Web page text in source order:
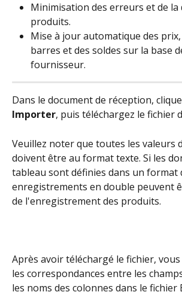
Minimisation des erreurs et de la
produits.
Mise à jour automatique des prix,
barres et des soldes sur la base
fournisseur.
Dans le document de réception,
Importer, puis téléchargez le fichier
Veuillez noter que toutes les valeurs
doivent être au format texte. Si les
tableau sont définies dans un format
enregistrements en double peuvent
de l'enregistrement des produits.
Après avoir téléchargé le fichier,
les correspondances entre les
les noms des colonnes dans le fichier